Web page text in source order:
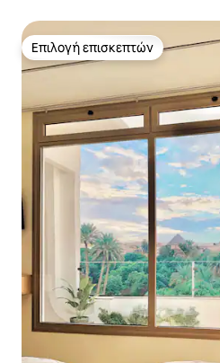
Επιλογή επισκεπτών
Επιλογή επισκεπτών